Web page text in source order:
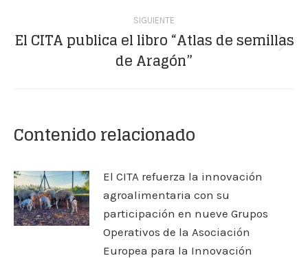
SIGUIENTE
siguiente:
El CITA publica el libro “Atlas de semillas
de Aragón”
Contenido relacionado
El CITA refuerza la innovación
agroalimentaria con su
participación en nueve Grupos
Operativos de la Asociación
Europea para la Innovación